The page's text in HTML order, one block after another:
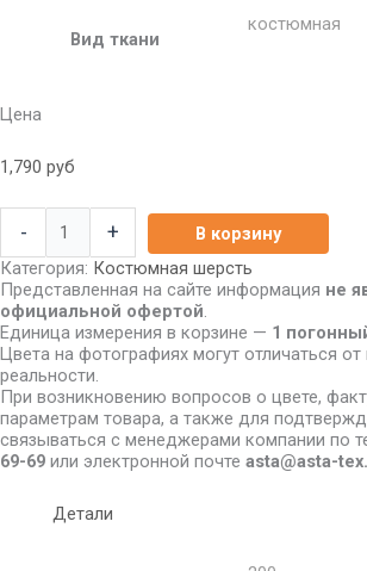
Вид ткани
костюмная
Цена
1,790 руб
- +
В корзину
Категория: Костюмная шерсть
Представленная на сайте информация не
официальной офертой.
Единица измерения в корзине — 1
Цвета на фотографиях могут отличаться от
реальности.
При возникновению вопросов о цвете,
параметрам товара, а также для
связываться с менеджерами компании по
69-69 или электронной почте asta@asta-
Детали